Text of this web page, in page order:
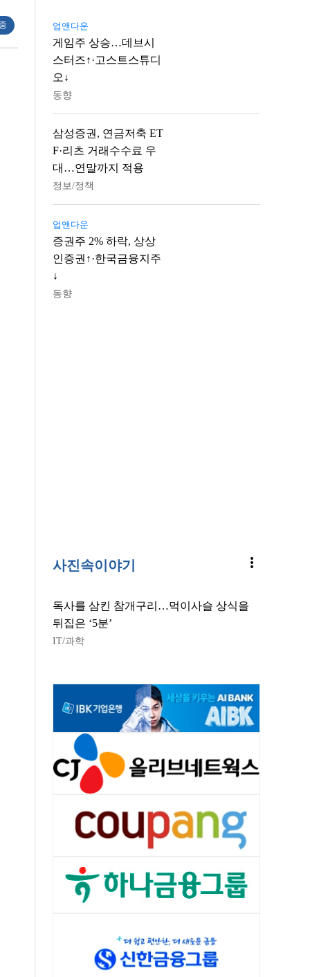
업앤다운
게임주 상승…데브시
스터즈↑·고스트스튜디
오↓
동향
삼성증권, 연금저축 ET
F·리츠 거래수수료 우
대…연말까지 적용
정보/정책
업앤다운
증권주 2% 하락, 상상
인증권↑·한국금융지주
↓
동향
사진속이야기 more_vert
독사를 삼킨 참개구리…먹이사슬 상식을
뒤집은 ‘5분’
IT/과학